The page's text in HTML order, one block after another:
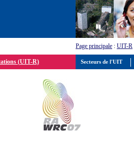
Page principale : UIT-R
(UIT-R) Secteurs de l'UIT